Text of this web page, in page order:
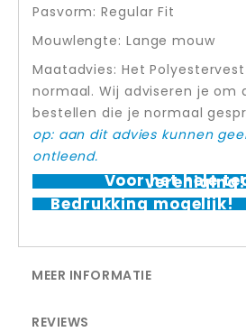
Pasvorm: Regular Fit
Mouwlengte: Lange mouw
Maatadvies: Het
normaal. Wij adviseren je om
bestellen die je normaal
op: aan dit advies kunnen
ontleend.
Voor het hele team of
Bedrukking mogelijk!
MEER INFORMATIE
REVIEWS